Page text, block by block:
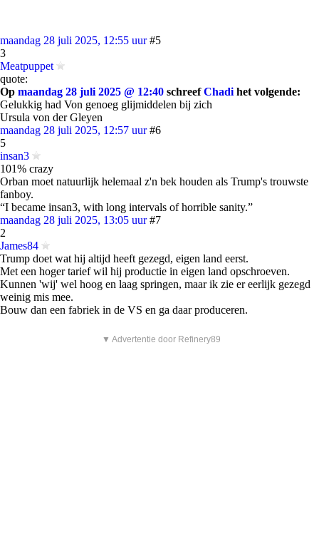
maandag 28 juli 2025, 12:55 uur #5
3
Meatpuppet
quote:
Op maandag 28 juli 2025 @ 12:40 schreefChadi het volgende:
Gelukkig had Von genoeg glijmiddelen bij zich
Ursula von der Gleyen
maandag 28 juli 2025, 12:57 uur #6
5
insan3
101% crazy
Orban moet natuurlijk helemaal z'n bek houden als Trump's trouwste
fanboy.
“I became insan3, with long intervals of horrible sanity.”
maandag 28 juli 2025, 13:05 uur #7
2
James84
Trump doet wat hij altijd heeft gezegd, eigen land eerst.
Met een hoger tarief wil hij productie in eigen land opschroeven.
Kunnen 'wij' wel hoog en laag springen, maar ik zie er eerlijk gezegd
weinig mis mee.
Bouw dan een fabriek in de VS en ga daar produceren.
▼ Advertentie door Refinery89